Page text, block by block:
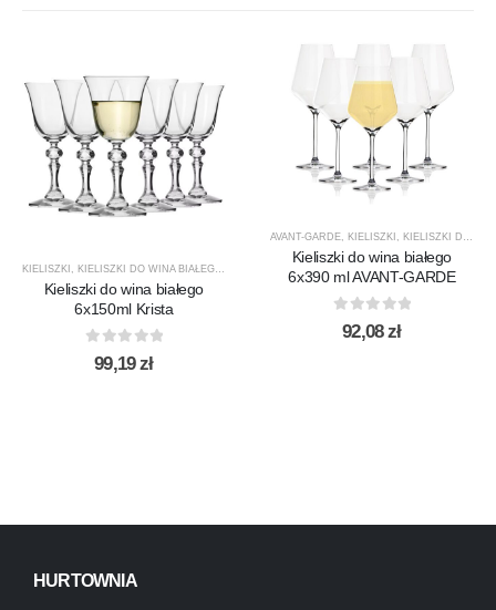
KIELISZKI KIELISZKI DO WINA BIAŁEGO ,PRODUKTY
Kieliszki do wina białego
6x150ml Krista
out of 5
99,19zł
AVANT-GARDE KIELISZKI KIELISZKI DO WINA BIAŁEGO
Kieliszki do wina białego
6x390 ml AVANT-GARDE
out of 5
92,08zł
HURTOWNIA